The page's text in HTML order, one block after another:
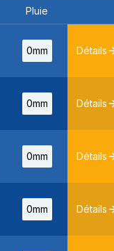
Pluie
0mm Détails
0mm Détails
0mm Détails
0mm Détails